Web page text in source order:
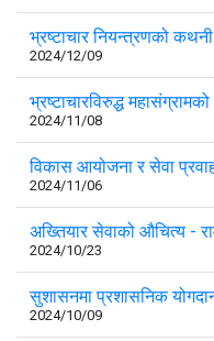
भ्रष्टाचार नियन्त्रणको
2024/12/09
भ्रष्टाचारविरुद्ध
2024/11/08
विकास आयोजना र सेवा
2024/11/06
अख्तियार सेवाको औचित्य -
2024/10/23
सुशासनमा प्रशासनिक
2024/10/09